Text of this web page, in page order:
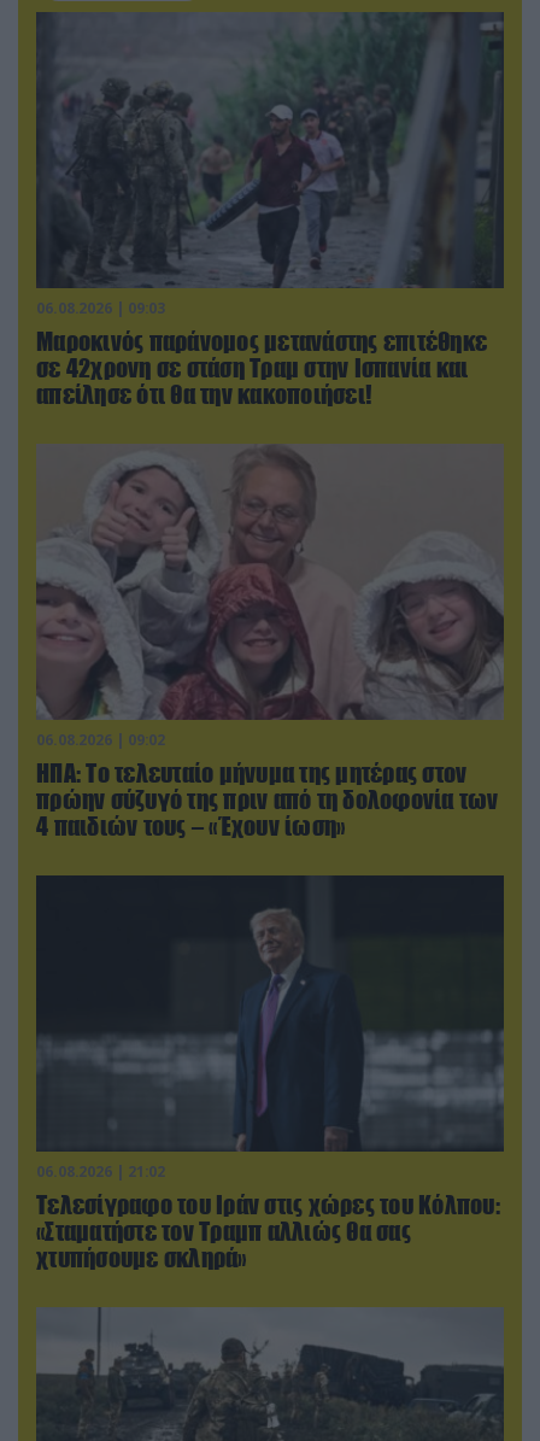
06.08.2026 | 09:03
Μαροκινός παράνομος μετανάστης επιτέθηκε
σε 42χρονη σε στάση Τραμ στην Ισπανία και
απείλησε ότι θα την κακοποιήσει!
06.08.2026 | 09:02
ΗΠΑ: Το τελευταίο μήνυμα της μητέρας στον
πρώην σύζυγό της πριν από τη δολοφονία των
4 παιδιών τους – «Έχουν ίωση»
06.08.2026 | 21:02
Τελεσίγραφο του Ιράν στις χώρες του Κόλπου:
«Σταματήστε τον Τραμπ αλλιώς θα σας
χτυπήσουμε σκληρά»